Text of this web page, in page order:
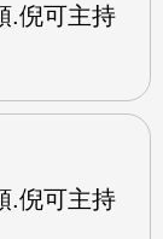
.倪可主持
.倪可主持